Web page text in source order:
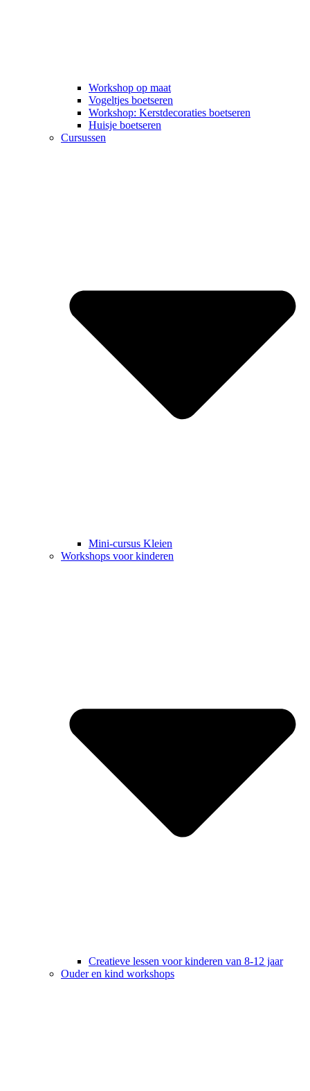
Workshop op maat
Vogeltjes boetseren
Workshop: Kerstdecoraties boetseren
Huisje boetseren
Cursussen
Mini-cursus Kleien
Workshops voor kinderen
Creatieve lessen voor kinderen van 8-12 jaar
Ouder en kind workshops